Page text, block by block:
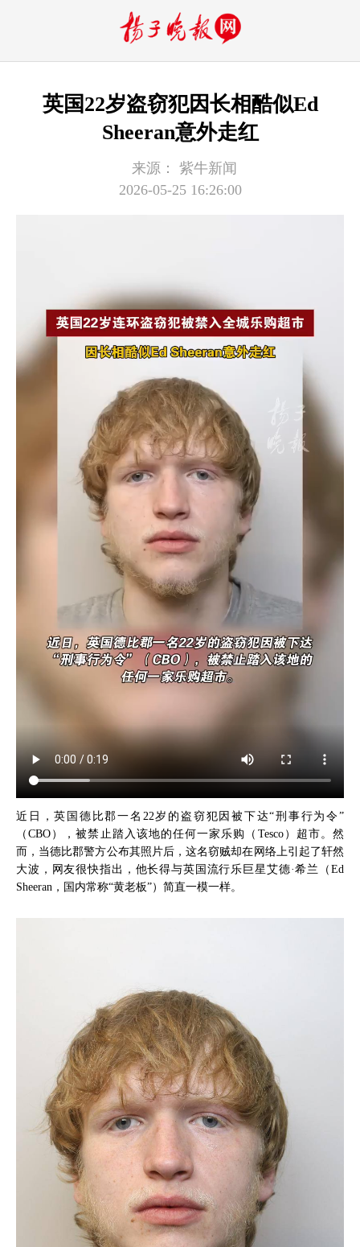
英国22岁盗窃犯因长相酷似Ed
Sheeran意外走红
来源：
紫牛新闻
2026-05-25 16:26:00
近日，英国德比郡一名22岁的盗窃犯因被下达“刑事行为令”
（CBO），被禁止踏入该地的任何一家乐购（Tesco）超市。然
而，当德比郡警方公布其照片后，这名窃贼却在网络上引起了轩然
大波，网友很快指出，他长得与英国流行乐巨星艾德·希兰（Ed
Sheeran，国内常称“黄老板”）简直一模一样。